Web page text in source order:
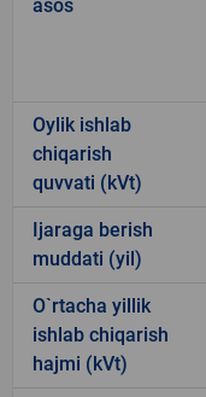
asos
Oylik ishlab
chiqarish
quvvati (kVt)
Ijaraga berish
muddati (yil)
O`rtacha yillik
ishlab chiqarish
hajmi (kVt)